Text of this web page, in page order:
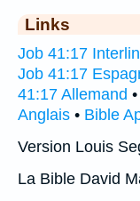
Links
Job 41:17
Job 41:17
41:17 Allemand •
Anglais • Bible
Version Louis
La Bible David